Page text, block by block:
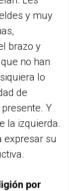
y muy
brazo y
no han
lo
de
Y
la izquierda.
expresar su
por